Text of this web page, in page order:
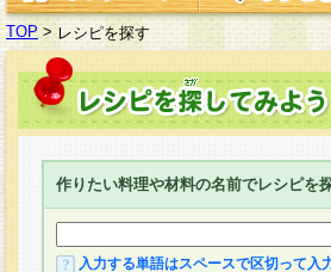
TOP > レシピを探す
作りたい料理や材料の名前でレシピを
入力する単語はスペースで区切って入